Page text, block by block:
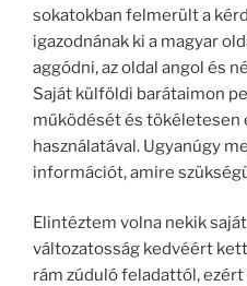
sokatokban felmerült a
igazodnának ki a magyar
aggódni, az oldal angol és
Saját külföldi barátaimon
működését és tökéletesen
használatával. Ugyanúgy
információt, amire
Elintéztem volna nekik
változatosság kedvéért
rám zúduló feladattól,